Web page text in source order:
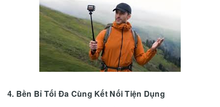
4. Bền Bỉ Tối Đa Cùng Kết Nối Tiện Dụng